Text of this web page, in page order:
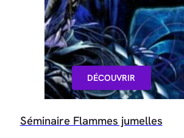
DÉCOUVRIR
Séminaire Flammes jumelles